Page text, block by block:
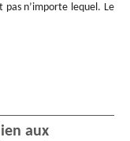
pas n’importe lequel. Le
aux